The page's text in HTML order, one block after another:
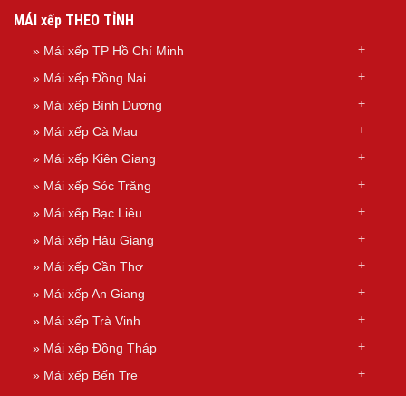
MÁI xếp THEO TỈNH
» Mái xếp TP Hồ Chí Minh
» Mái xếp Đồng Nai
» Mái xếp Bình Dương
» Mái xếp Cà Mau
» Mái xếp Kiên Giang
» Mái xếp Sóc Trăng
» Mái xếp Bạc Liêu
» Mái xếp Hậu Giang
» Mái xếp Cần Thơ
» Mái xếp An Giang
» Mái xếp Trà Vinh
» Mái xếp Đồng Tháp
» Mái xếp Bến Tre